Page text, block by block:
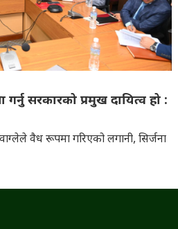
गर्नु सरकारको प्रमुख दायित्व हो :
वाग्लेले वैध रूपमा गरिएको लगानी, सिर्जना